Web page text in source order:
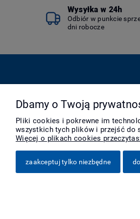
Wysyłka w 24h
Odbiór w punkcie
dni robocze
Zwroty i reklamacje
Pytania i odpowiedzi
Regulamin
Dbamy o Twoją
Pliki cookies i pokrewne im
wszystkich tych plików i przejść do
Więcej o plikach cookies
zaakceptuj tylko niezbędne